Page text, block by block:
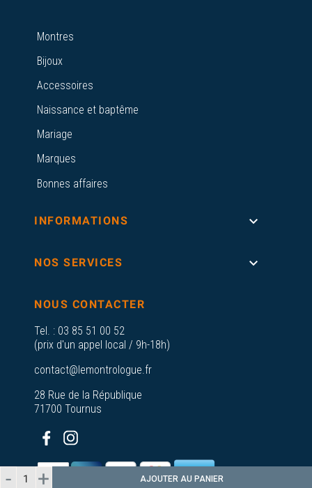
AJOUTER AU PANIER
Montres
Bijoux
Accessoires
Naissance et baptême
Mariage
Marques
Bonnes affaires
INFORMATIONS 
NOS SERVICES 
NOUS CONTACTER
Tel. : 03 85 51 00 52
(prix d'un appel local / 9h-18h)
contact@lemontrologue.fr
28 Rue de la République
71700 Tournus